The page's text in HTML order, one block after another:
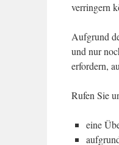
verringern
Aufgrund
und nur
erfordern,
Rufen Sie
eine